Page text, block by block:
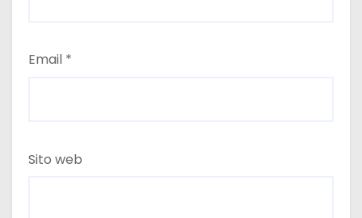
Email *
Sito web